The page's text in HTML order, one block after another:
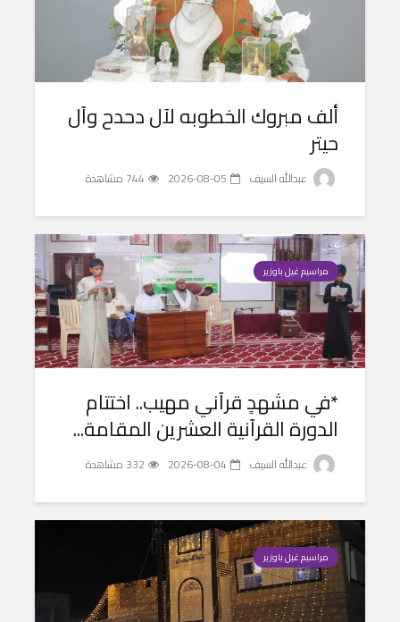
ألف مبروك الخطوبه لآل دحدح وآل
حيتر
عبدالله السيف 2026-08-05 744 مشاهدة
مراسيم غيل باوزير
*في مشهدٍ قرآني مهيب.. اختتام
الدورة القرآنية العشرين المقامة...
عبدالله السيف 2026-08-04 332 مشاهدة
مراسيم غيل باوزير